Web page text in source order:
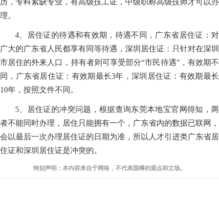
理。
4、居住证的待遇和有效期，待遇不同，广东省居住证：对
广大的广东省人民都享有同等待遇，深圳居住证：只针对在深圳
市居住的外来人口，持有者则可享受部分“市民待遇”，有效期不
同，广东省居住证：有效期最长3年，深圳居住证：有效期最长
10年，按照文件不同。
5、居住证的冲突问题，根据查询东莞本地宝官网得知，两
者不能同时办理，居住只能拥有一个，广东省内的数据已联网，
会以最后一次办理居住证的日期为准，所以人才引进类广东省居
住证和深圳居住证是冲突的。
特别声明：本内容来自于网络，不代表国樽的观点和立场。